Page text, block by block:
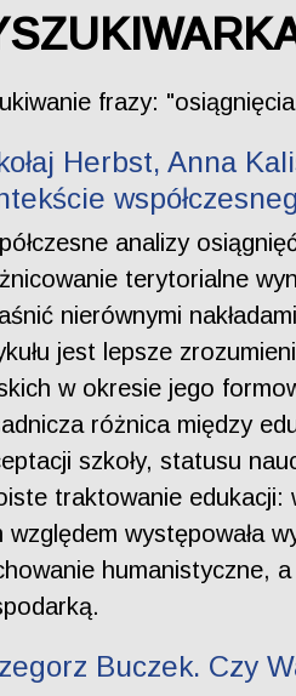
frazy:
Herbst, Anna
analizy
terytorialne
nierównymi
jest lepsze
w okresie jego
różnica między
szkoły, statusu
traktowanie edukacji:
względem występowała
humanistyczne,
Buczek. Czy